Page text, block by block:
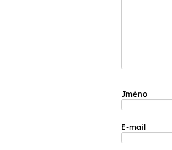
Jméno
E-mail